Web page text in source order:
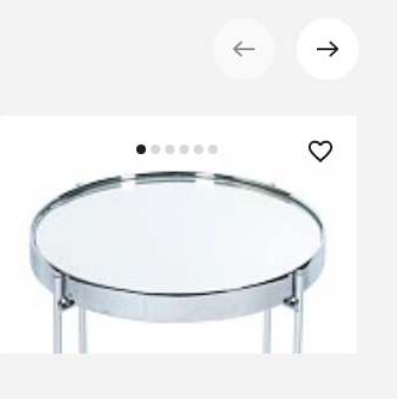
9 230 ₽
Приставной столик Gatsby S
Silver
СООБЩИТЬ О ПОСТУПЛЕНИИ
Временно отсутствует